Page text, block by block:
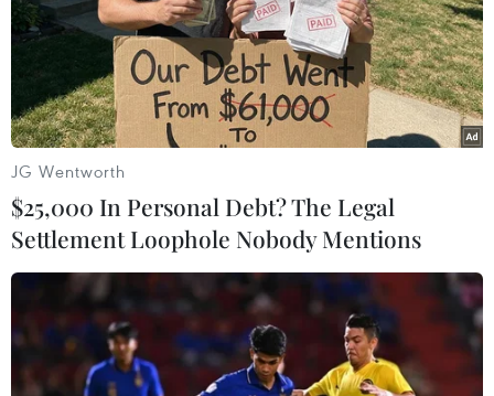
Cảnh báo xuất hiện lũ trên các sông ở khu
vực Bắc Bộ
JG Wentworth
$25,000 In Personal Debt? The Legal
Settlement Loophole Nobody Mentions